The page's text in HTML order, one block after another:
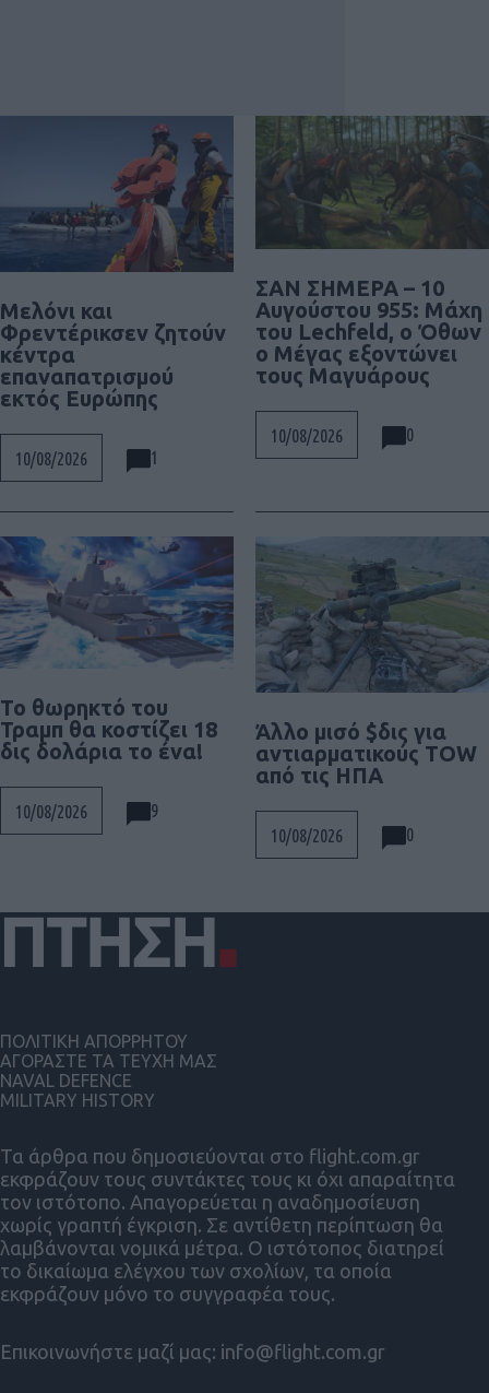
Μελόνι και
Φρεντέρικσεν ζητούν
κέντρα
επαναπατρισμού
εκτός Ευρώπης
10/08/2026 1
ΣΑΝ ΣΗΜΕΡΑ – 10
Αυγούστου 955: Μάχη
του Lechfeld, ο Όθων
ο Μέγας εξοντώνει
τους Μαγυάρους
10/08/2026 0
Το θωρηκτό του
Τραμπ θα κοστίζει 18
δις δολάρια το ένα!
10/08/2026 9
Άλλο μισό $δις για
αντιαρματικούς TOW
από τις ΗΠΑ
10/08/2026 0
Τα άρθρα που δημοσιεύονται στο flight.com.gr
εκφράζουν τους συντάκτες τους κι όχι απαραίτητα
τον ιστότοπο. Απαγορεύεται η αναδημοσίευση
χωρίς γραπτή έγκριση. Σε αντίθετη περίπτωση θα
λαμβάνονται νομικά μέτρα. Ο ιστότοπος διατηρεί
το δικαίωμα ελέγχου των σχολίων, τα οποία
εκφράζουν μόνο το συγγραφέα τους.
Επικοινωνήστε μαζί μας: info@flight.com.gr
ΠΟΛΙΤΙΚΗ ΑΠΟΡΡΗΤΟΥ
ΑΓΟΡΑΣΤΕ ΤΑ ΤΕΥΧΗ ΜΑΣ
NAVAL DEFENCE
MILITARY HISTORY